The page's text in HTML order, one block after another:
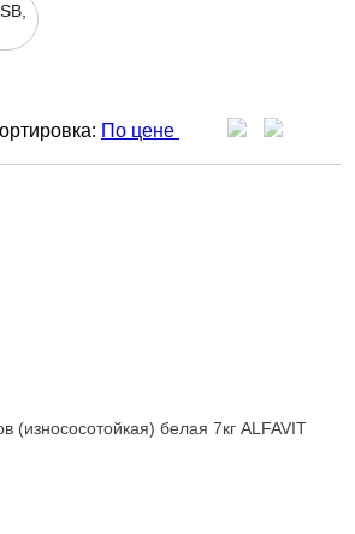
По цене
(износосотойкая) белая 7кг ALFAVIT